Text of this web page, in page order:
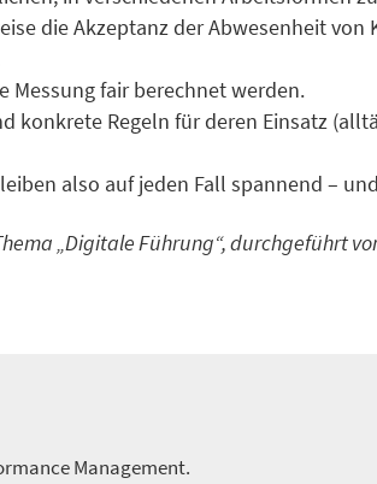
die Akzeptanz der Abwesenheit von
Messung fair berechnet werden.
konkrete Regeln für deren Einsatz
also auf jeden Fall spannend –
„Digitale Führung“, durchgeführt
Management.